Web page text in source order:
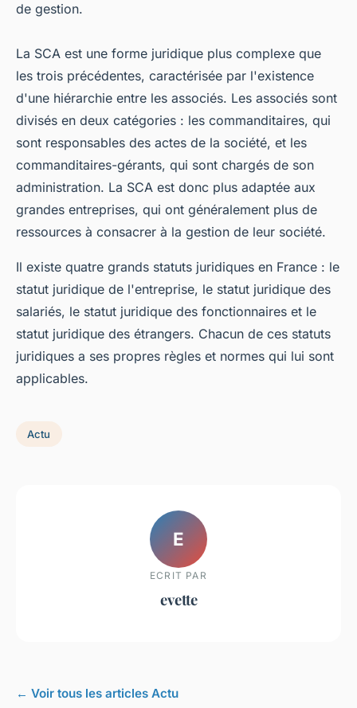
de gestion.
La SCA est une forme juridique plus complexe que
les trois précédentes, caractérisée par l'existence
d'une hiérarchie entre les associés. Les associés sont
divisés en deux catégories : les commanditaires, qui
sont responsables des actes de la société, et les
commanditaires-gérants, qui sont chargés de son
administration. La SCA est donc plus adaptée aux
grandes entreprises, qui ont généralement plus de
ressources à consacrer à la gestion de leur société.
Il existe quatre grands statuts juridiques en France : le
statut juridique de l'entreprise, le statut juridique des
salariés, le statut juridique des fonctionnaires et le
statut juridique des étrangers. Chacun de ces statuts
juridiques a ses propres règles et normes qui lui sont
applicables.
Actu
E
ECRIT PAR
evette
← Voir tous les articles Actu